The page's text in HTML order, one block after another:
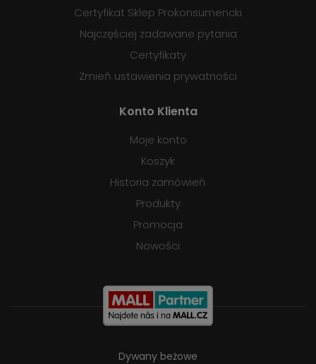
Certyfikat Sklep Prokonsumencki
Najczęściej zadawane pytania
Certyfikaty
Zmień ustawienia prywatności
Konto Klienta
Moje konto
Koszyk
Historia zamówień
Produkty
Promocja
Nowości
Dywany beżowe